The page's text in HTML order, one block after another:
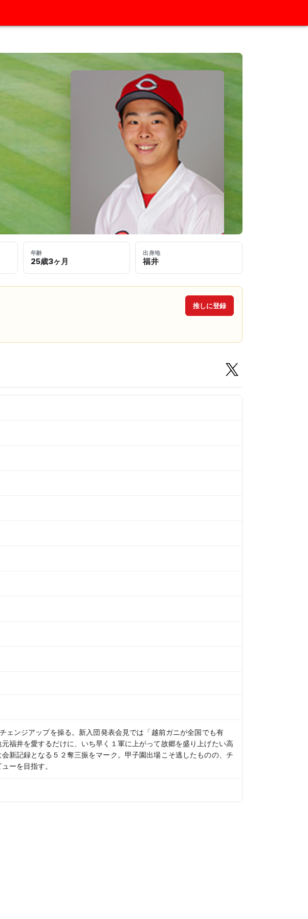
年齢
25歳3ヶ月
出身地
福井
推しに登録
ェンジアップを操る。新入団発表会見では「越前ガニが全国でも有
福井を愛するだけに、いち早く１軍に上がって故郷を盛り上げたい高
新記録となる５２奪三振をマーク。甲子園出場こそ逃したものの、チ
ーを目指す。